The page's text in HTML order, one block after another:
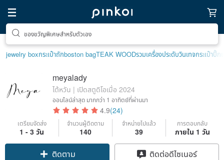
ตามหาไอเทมฮีลใจ
jewelry boxกระเป๋าถักboston bagTEAK WOODรวมเครื่องประดับวินเทจกระเป๋าปิ๊
meyalady
ไต้หวัน | เปิดสตูดิโอเมื่อ 2024
ออนไลน์ล่าสุด มากกว่า 1 อาทิตย์ที่ผ่านมา
4.9(24)
เตรียมจัดส่ง
1 - 3 วัน
จำนวนผู้ติดตาม
140
จำหน่ายไปแล้ว
39
การตอบกลับ
ภายใน 1 วัน
ติดตาม ติดต่อดีไซเนอร์